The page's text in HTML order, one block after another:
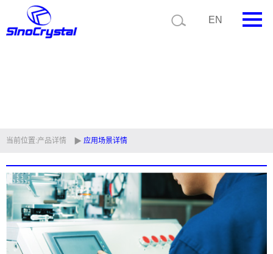
EN
技术支持
视频中心
新闻中心
联系我们
定制品
当前位置:产品详情 应用场景详情